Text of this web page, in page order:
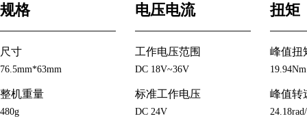
规格
尺寸
76.5mm*63mm
整机重量
480g
电压电流
工作电压范围
DC 18V~36V
标准工作电压
DC 24V
扭矩
峰值扭
19.94Nm
峰值转